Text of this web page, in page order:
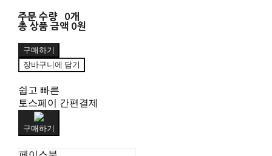
주문 수량
0개
총 상품 금액 0원
구매하기
장바구니에 담기
쉽고 빠른
토스페이 간편결제
구매하기